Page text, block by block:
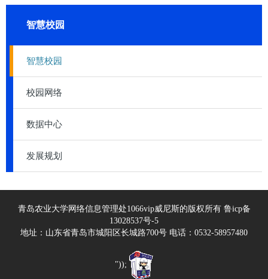
智慧校园
智慧校园
校园网络
数据中心
发展规划
青岛农业大学网络信息管理处1066vip威尼斯的版权所有 鲁icp备
13028537号-5
地址：山东省青岛市城阳区长城路700号 电话：0532-58957480
"));